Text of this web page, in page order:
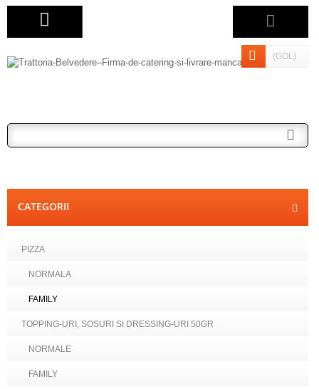
(GOL)
CATEGORII
PIZZA
NORMALA
FAMILY
TOPPING-URI, SOSURI SI DRESSING-URI 50GR
NORMALE
FAMILY